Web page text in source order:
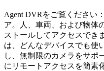
Agent DVRをご覧ください
ア。人、車両、および物体
ストールしてアクセスでき
は、どんなデバイスでも使
し、無制限のカメラをサポ
にリモートアクセスを簡素